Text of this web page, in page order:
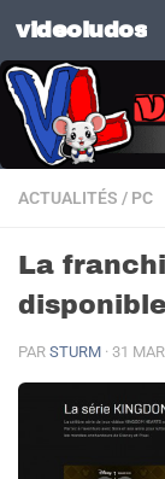
Skip to content
videoludos
ACTUALITÉS / PC
La
PAR STURM · 31